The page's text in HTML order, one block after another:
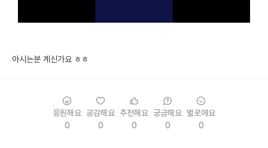
이벤트
반도체 아카데미
아시는분 계신가요 ㅎㅎ
응원해요
0
공감해요
0
추천해요
0
궁금해요
0
별로에요
0